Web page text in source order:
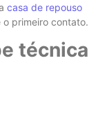
casa de repouso
primeiro contato.
técnica